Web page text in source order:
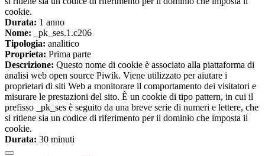
cookie.
Durata: 1 anno
Nome: _pk_ses.1.c206
Tipologia: analitico
Proprieta: Prima parte
Descrizione: Questo nome di cookie è associato alla piattaforma di
analisi web open source Piwik. Viene utilizzato per aiutare i
proprietari di siti Web a monitorare il comportamento dei visitatori e
misurare le prestazioni del sito. È un cookie di tipo pattern, in cui il
prefisso _pk_ses è seguito da una breve serie di numeri e lettere, che
si ritiene sia un codice di riferimento per il dominio che imposta il
cookie.
Durata: 30 minuti